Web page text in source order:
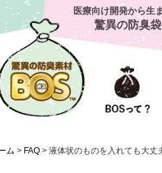
医療向け開発から生
驚異の防臭袋
ム > FAQ > 液体状のものを入れても大丈